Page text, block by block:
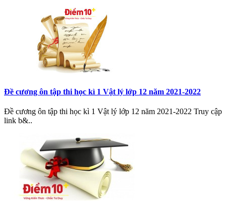
Đề cương ôn tập thi học kì 1 Vật lý lớp 12 năm 2021-2022
Đề cương ôn tập thi học kì 1 Vật lý lớp 12 năm 2021-2022 Truy cập
link b&..